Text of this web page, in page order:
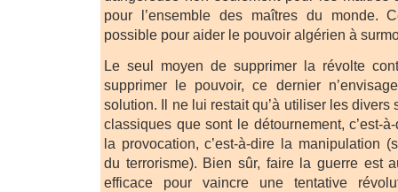
pour l’ensemble des maîtres du monde.
possible pour aider le pouvoir algérien à
Le seul moyen de supprimer la révolte
supprimer le pouvoir, ce dernier
solution. Il ne lui restait qu’à utiliser les divers
classiques que sont le détournement, c’est-
la provocation, c’est-à-dire la manipulation
du terrorisme). Bien sûr, faire la guerre est
efficace pour vaincre une tentative